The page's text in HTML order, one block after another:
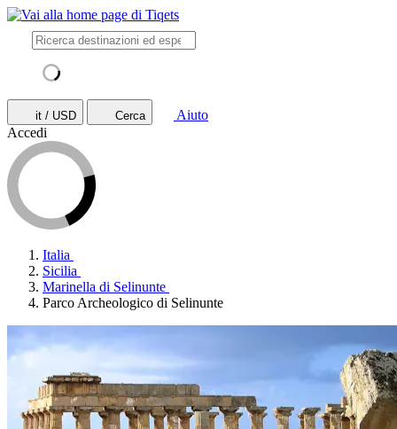
it / USD Cerca
Aiuto
Accedi
Italia
Sicilia
Marinella di Selinunte
Parco Archeologico di Selinunte